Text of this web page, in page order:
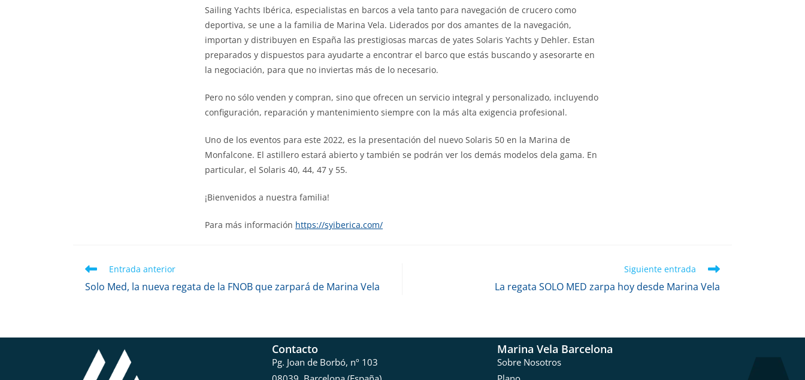
Sailing Yachts Ibérica, especialistas en barcos a vela tanto para navegación de crucero como
deportiva, se une a la familia de Marina Vela. Liderados por dos amantes de la navegación,
importan y distribuyen en España las prestigiosas marcas de yates Solaris Yachts y Dehler. Estan
preparados y dispuestos para ayudarte a encontrar el barco que estás buscando y asesorarte en
la negociación, para que no inviertas más de lo necesario.
Pero no sólo venden y compran, sino que ofrecen un servicio integral y personalizado, incluyendo
configuración, reparación y mantenimiento siempre con la más alta exigencia profesional.
Uno de los eventos para este 2022, es la presentación del nuevo Solaris 50 en la Marina de
Monfalcone. El astillero estará abierto y también se podrán ver los demás modelos dela gama. En
particular, el Solaris 40, 44, 47 y 55.
¡Bienvenidos a nuestra familia!
Para más información https://syiberica.com/
Entrada anterior
Solo Med, la nueva regata de la FNOB que zarpará de Marina Vela
Siguiente entrada
La regata SOLO MED zarpa hoy desde Marina Vela
Contacto
Pg. Joan de Borbó, nº 103
Marina Vela Barcelona
Sobre Nosotros